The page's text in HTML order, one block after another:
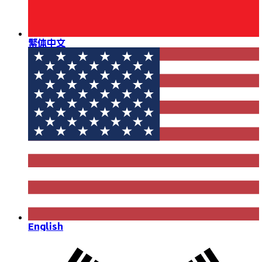
繁体中文
English